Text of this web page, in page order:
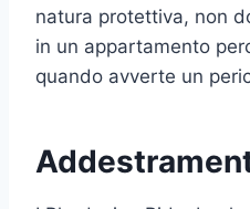
natura protettiva, non
in un appartamento
quando avverte un